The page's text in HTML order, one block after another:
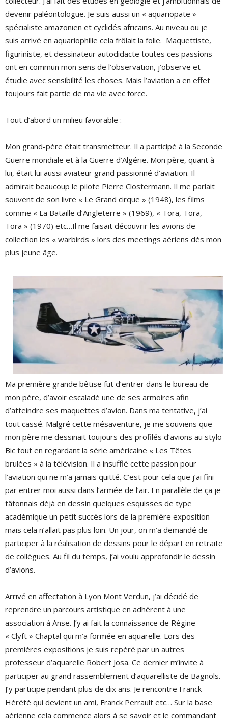
devenir paléontologue. Je suis aussi un « aquariopate »
spécialiste amazonien et cyclidés africains. Au niveau ou je
suis arrivé en aquariophilie cela frôlait la folie. Maquettiste,
figuriniste, et dessinateur autodidacte toutes ces passions
ont en commun mon sens de l’observation, j’observe et
étudie avec sensibilité les choses. Mais l’aviation a en effet
toujours fait partie de ma vie avec force.
Tout d’abord un milieu favorable :
Mon grand-père était transmetteur. Il a participé à la Seconde
Guerre mondiale et à la Guerre d’Algérie. Mon père, quant à
lui, était lui aussi aviateur grand passionné d’aviation. Il
admirait beaucoup le pilote Pierre Clostermann. Il me parlait
souvent de son livre « Le Grand cirque » (1948), les films
comme « La Bataille d’Angleterre » (1969), « Tora, Tora,
Tora » (1970) etc…Il me faisait découvrir les avions de
collection les « warbirds » lors des meetings aériens dès mon
plus jeune âge.
Ma première grande bêtise fut d’entrer dans le bureau de
mon père, d’avoir escaladé une de ses armoires afin
d’atteindre ses maquettes d’avion. Dans ma tentative, j’ai
tout cassé. Malgré cette mésaventure, je me souviens que
mon père me dessinait toujours des profilés d’avions au stylo
Bic tout en regardant la série américaine « Les Têtes
brulées » à la télévision. Il a insufflé cette passion pour
l’aviation qui ne m’a jamais quitté. C’est pour cela que j’ai fini
par entrer moi aussi dans l’armée de l’air. En parallèle de ça je
tâtonnais déjà en dessin quelques esquisses de type
académique un petit succès lors de la première exposition
mais cela n’allait pas plus loin. Un jour, on m’a demandé de
participer à la réalisation de dessins pour le départ en retraite
de collègues. Au fil du temps, j’ai voulu approfondir le dessin
d’avions.
Arrivé en affectation à Lyon Mont Verdun, j’ai décidé de
reprendre un parcours artistique en adhèrent à une
association à Anse. J’y ai fait la connaissance de Régine
« Clyft » Chaptal qui m’a formée en aquarelle. Lors des
premières expositions je suis repéré par un autres
professeur d’aquarelle Robert Josa. Ce dernier m’invite à
participer au grand rassemblement d’aquarelliste de Bagnols.
J’y participe pendant plus de dix ans. Je rencontre Franck
Hérété qui devient un ami, Franck Perrault etc… Sur la base
aérienne cela commence alors à se savoir et le commandant